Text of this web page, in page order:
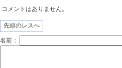
コメントはありません。
先頭のレスへ
名前：